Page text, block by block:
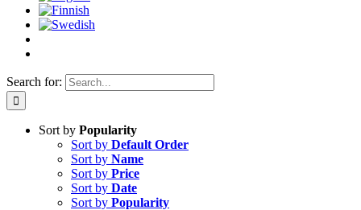
Search for:
Sort by Popularity
Sort by Default Order
Sort by Name
Sort by Price
Sort by Date
Sort by Popularity